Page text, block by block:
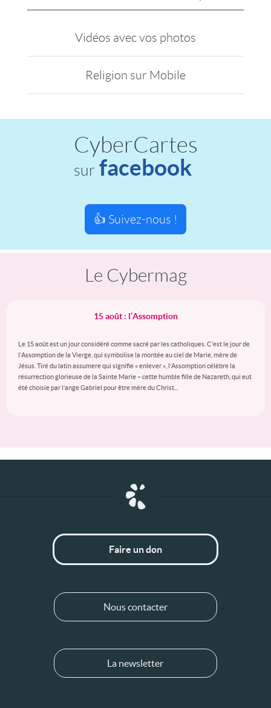
Vidéos avec vos photos
Religion sur Mobile
CyberCartes
sur facebook
👍 Suivez-nous !
Le Cybermag
15 août : l’Assomption
Le 15 août est un jour considéré comme sacré par les catholiques. C’est le jour de
l’Assomption de la Vierge, qui symbolise la montée au ciel de Marie, mère de
Jésus. Tiré du latin assumere qui signifie « enlever », l’Assomption célèbre la
résurrection glorieuse de la Sainte Marie – cette humble fille de Nazareth, qui eut
été choisie par l’ange Gabriel pour être mère du Christ...
Faire un don
Nous contacter
La newsletter